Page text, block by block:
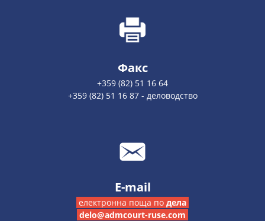
Факс
+359 (82) 51 16 64
+359 (82) 51 16 87 - деловодство
E-mail
електронна поща по дела
delo@admcourt-ruse.com